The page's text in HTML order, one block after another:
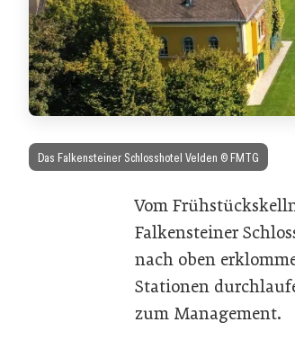
Das Falkensteiner Schlosshotel Velden © FMTG
Vom
Falkensteiner
nach oben
Stationen
zum Management.